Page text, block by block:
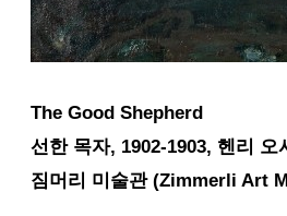
The Good Shepherd
선한 목자, 1902-1903, 헨리 오
짐머리 미술관 (Zimmerli Art